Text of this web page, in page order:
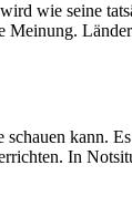
wie seine
Meinung.
kann.
In